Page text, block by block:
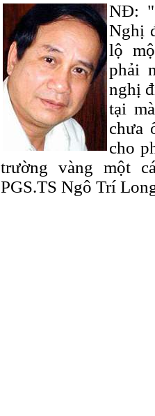
NĐ:
Nghị
lộ
phải
nghị
tại
chưa
cho
trường vàng một
PGS.TS Ngô Trí